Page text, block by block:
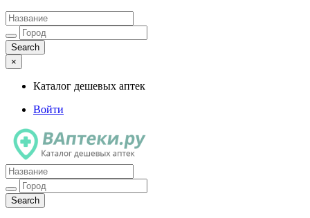
×
Каталог дешевых аптек
Войти
Каталог дешевых аптек